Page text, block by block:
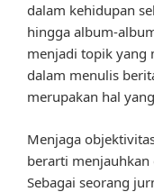
dalam kehidupan
hingga album-
menjadi topik yang
dalam menulis
merupakan hal
Menjaga
berarti
Sebagai seorang